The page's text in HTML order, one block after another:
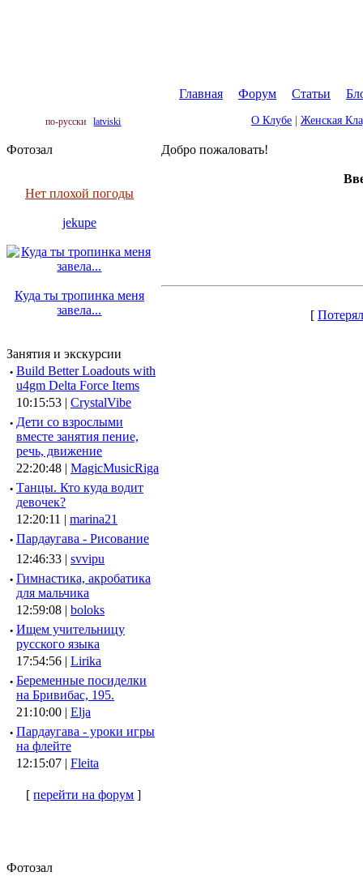
Главная Форум Статьи
по-русски latviski О Клубе Женская
Фотозал
Нет плохой погоды
jekupe
Куда ты тропинка меня
завела...
Занятия и экскурсии
· Build Better Loadouts with
u4gm Delta Force Items
10:15:53 | CrystalVibe
· Дети со взрослыми
вместе занятия пение,
речь, движение
22:20:48 | MagicMusicRiga
· Танцы. Кто куда водит
девочек?
12:20:11 | marina21
· Пардаугава - Рисование
12:46:33 | svvipu
· Гимнастика, акробатика
для мальчика
12:59:08 | boloks
· Ищем учительницу
русского языка
17:54:56 | Lirika
· Беременные посиделки
на Бривибас, 195.
21:10:00 | Elja
· Пардаугава - уроки игры
на флейте
12:15:07 | Fleita
[перейти на форум ]
Фотозал
Добро пожаловать!
[